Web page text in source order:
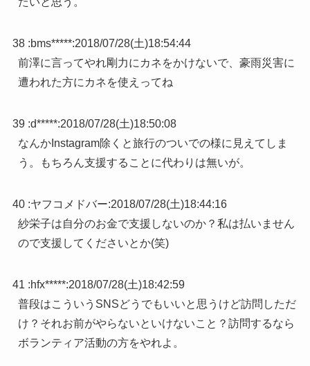
38 :bms*****:2018/07/28(土)18:54:44
前澤に言ってやれ剛力にカネをかけないで、豪雨災害に
遭われた方にカネを使えってね
39 :d*****:2018/07/28(土)18:50:08
なんかInstagram除くと旅行のついでの様に見えてしま
う。もちろん支援することに代わりは無いが。
40 :ヤフコメドバー:2018/07/28(土)18:44:16
紗栄子は自分のお金で支援しないのか？私は払いません
ので支援してくださいとか(笑)
41 :hfx*****:2018/07/28(土)18:42:59
普段はこういうSNSどうでもいいと思うけど訪問しただ
け？それお前がやらないといけないこと？訪問するなら
ボランティア活動の方をやれよ。